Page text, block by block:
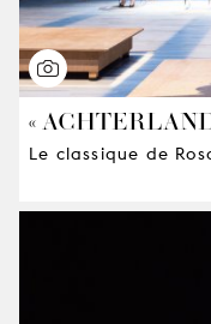
«
Le classique de